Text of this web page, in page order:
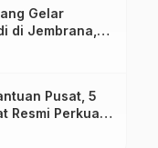
Gelar
di Jembrana,
bagi Calon PMI
Pusat, 5
Resmi Perkuat
Jembrana